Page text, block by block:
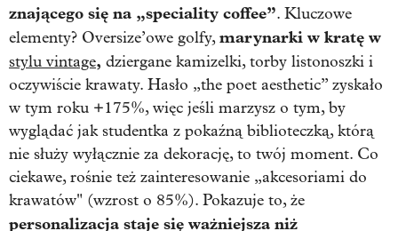
znającego się na „speciality coffee”. Kluczowe
elementy? Oversize’owe golfy,marynarki w kratę w
stylu vintage, dziergane kamizelki, torby listonoszki i
oczywiście krawaty. Hasło „the poet aesthetic” zyskało
w tym roku +175%, więc jeśli marzysz o tym, by
wyglądać jak studentka z pokaźną biblioteczką, którą
nie służy wyłącznie za dekorację, to twój moment. Co
ciekawe, rośnie też zainteresowanie „akcesoriami do
krawatów" (wzrost o 85%). Pokazuje to, że
personalizacja staje się ważniejsza niż